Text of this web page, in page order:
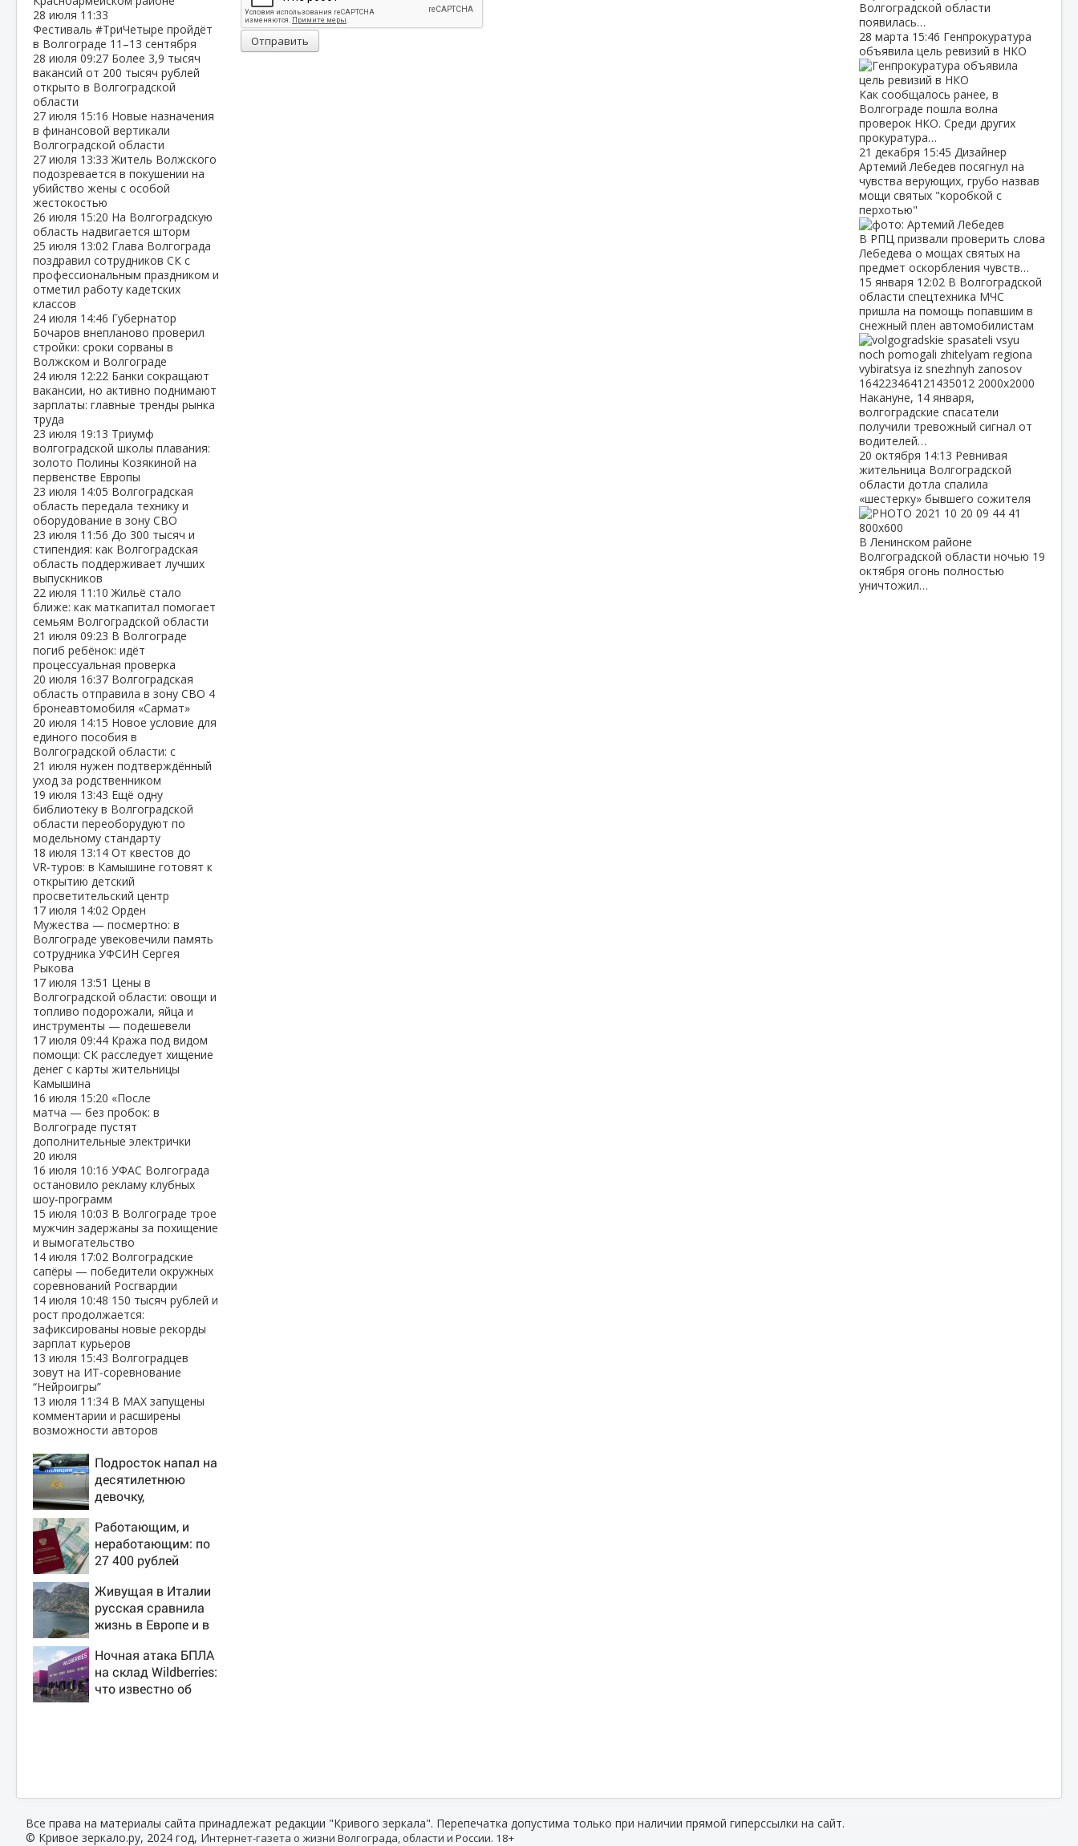
28 июля 11:33
Фестиваль #ТриЧетыре пройдёт
в Волгограде 11–13 сентября
28 июля 09:27 Более 3,9 тысяч
вакансий от 200 тысяч рублей
открыто в Волгоградской
области
27 июля 15:16 Новые назначения
в финансовой вертикали
Волгоградской области
27 июля 13:33Житель Волжского
подозревается в покушении на
убийство жены с особой
жестокостью
26 июля 15:20 На Волгоградскую
область надвигается шторм
25 июля 13:02 Глава Волгограда
поздравил сотрудников СК с
профессиональным праздником и
отметил работу кадетских
классов
24 июля 14:46 Губернатор
Бочаров внепланово проверил
стройки: сроки сорваны в
Волжском и Волгограде
24 июля 12:22 Банки сокращают
вакансии, но активно поднимают
зарплаты: главные тренды рынка
труда
23 июля 19:13 Триумф
волгоградской школы плавания:
золото Полины Козякиной на
первенстве Европы
23 июля 14:05 Волгоградская
область передала технику и
оборудование в зону СВО
23 июля 11:56 До 300 тысяч и
стипендия: как Волгоградская
область поддерживает лучших
выпускников
22 июля 11:10Жильё стало
ближе: как маткапитал помогает
семьям Волгоградской области
21 июля 09:23 В Волгограде
погиб ребёнок: идёт
процессуальная проверка
20 июля 16:37 Волгоградская
область отправила в зону СВО 4
бронеавтомобиля «Сармат»
20 июля 14:15 Новое условие для
единого пособия в
Волгоградской области: с
21 июля нужен подтверждённый
уход за родственником
19 июля 13:43 Ещё одну
библиотеку в Волгоградской
области переоборудуют по
модельному стандарту
18 июля 13:14 От квестов до
VR‑туров: в Камышине готовят к
открытию детский
просветительский центр
17 июля 14:02 Орден
Мужества — посмертно: в
Волгограде увековечили память
сотрудника УФСИН Сергея
Рыкова
17 июля 13:51 Цены в
Волгоградской области: овощи и
топливо подорожали, яйца и
инструменты — подешевели
17 июля 09:44 Кража под видом
помощи: СК расследует хищение
денег с карты жительницы
Камышина
16 июля 15:20 «После
матча — без пробок: в
Волгограде пустят
дополнительные электрички
20 июля
16 июля 10:16 УФАС Волгограда
остановило рекламу клубных
шоу‑программ
15 июля 10:03 В Волгограде трое
мужчин задержаны за похищение
и вымогательство
14 июля 17:02 Волгоградские
сапёры — победители окружных
соревнований Росгвардии
14 июля 10:48 150 тысяч рублей и
рост продолжается:
зафиксированы новые рекорды
зарплат курьеров
13 июля 15:43 Волгоградцев
зовут на ИТ‑соревнование
“Нейроигры”
13 июля 11:34 В МАХ запущены
комментарии и расширены
возможности авторов
Подросток напал на
десятилетнюю
девочку,
квартиру
Работающим, и
неработающим: по
27 400 рублей
в сентябре -
PrimaMedia.ru
Живущая в Италии
русская сравнила
жизнь в Европе и в
Ночная атака БПЛА
на склад Wildberries:
что известно об
Отправить
Волгоградской области
появилась…
28 марта 15:46 Генпрокуратура
объявила цель ревизий в НКО
Как сообщалось ранее, в
Волгограде пошла волна
проверок НКО. Среди других
прокуратура…
21 декабря 15:45 Дизайнер
Артемий Лебедев посягнул на
чувства верующих, грубо назвав
мощи святых "коробкой с
перхотью"
В РПЦ призвали проверить слова
Лебедева о мощах святых на
предмет оскорбления чувств…
15 января 12:02 В Волгоградской
области спецтехника МЧС
пришла на помощь попавшим в
снежный плен автомобилистам
Накануне, 14 января,
волгоградские спасатели
получили тревожный сигнал от
водителей…
20 октября 14:13 Ревнивая
жительница Волгоградской
области дотла спалила
«шестерку» бывшего сожителя
В Ленинском районе
Волгоградской области ночью 19
октября огонь полностью
уничтожил…
Все права на материалы сайта принадлежат редакции "Кривого зеркала". Перепечатка допустима только при наличии прямой гиперссылки на сайт.
© Кривое зеркало.ру, 2024 год, Интернет-газета о жизни Волгограда, области и России. 18+